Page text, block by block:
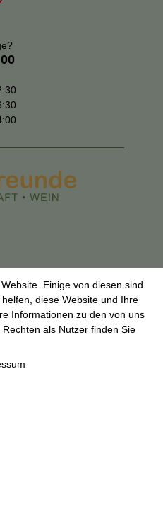
Einige von diesen sind
diese Website und Ihre
Informationen zu den von uns
als Nutzer finden Sie